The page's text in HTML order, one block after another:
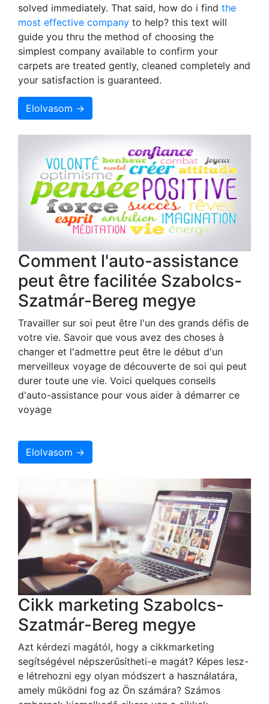
solved immediately. That said, how do i find the
most effective company to help? this text will
guide you thru the method of choosing the
simplest company available to confirm your
carpets are treated gently, cleaned completely and
your satisfaction is guaranteed.
Elolvasom →
Comment l'auto-assistance
peut être facilitée Szabolcs-
Szatmár-Bereg megye
Travailler sur soi peut être l'un des grands défis de
votre vie. Savoir que vous avez des choses à
changer et l'admettre peut être le début d'un
merveilleux voyage de découverte de soi qui peut
durer toute une vie. Voici quelques conseils
d'auto-assistance pour vous aider à démarrer ce
voyage
Elolvasom →
Cikk marketing Szabolcs-
Szatmár-Bereg megye
Azt kérdezi magától, hogy a cikkmarketing
segítségével népszerűsítheti-e magát? Képes lesz-
e létrehozni egy olyan módszert a használatára,
amely működni fog az Ön számára? Számos